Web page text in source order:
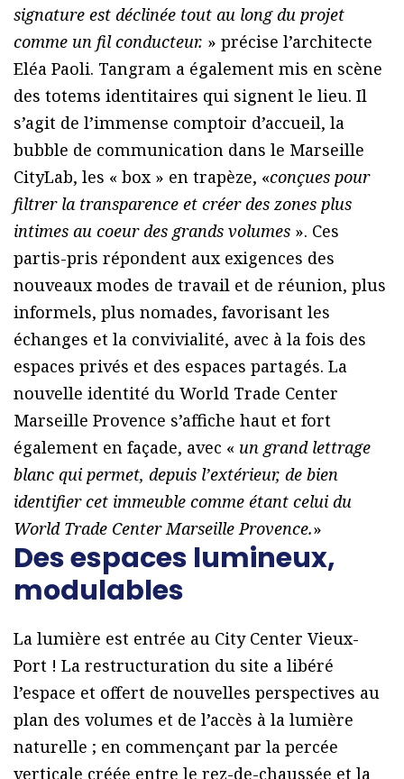
signature est déclinée tout au long du projet
comme un fil conducteur. » précise l’architecte
Eléa Paoli. Tangram a également mis en scène
des totems identitaires qui signent le lieu. Il
s’agit de l’immense comptoir d’accueil, la
bubble de communication dans le Marseille
CityLab, les « box » en trapèze, «conçues pour
filtrer la transparence et créer des zones plus
intimes au coeur des grands volumes ». Ces
partis-pris répondent aux exigences des
nouveaux modes de travail et de réunion, plus
informels, plus nomades, favorisant les
échanges et la convivialité, avec à la fois des
espaces privés et des espaces partagés. La
nouvelle identité du World Trade Center
Marseille Provence s’affiche haut et fort
également en façade, avec « un grand lettrage
blanc qui permet, depuis l’extérieur, de bien
identifier cet immeuble comme étant celui du
World Trade Center Marseille Provence.»
Des espaces lumineux,
modulables
La lumière est entrée au City Center Vieux-
Port ! La restructuration du site a libéré
l’espace et offert de nouvelles perspectives au
plan des volumes et de l’accès à la lumière
naturelle ; en commençant par la percée
verticale créée entre le rez-de-chaussée et la